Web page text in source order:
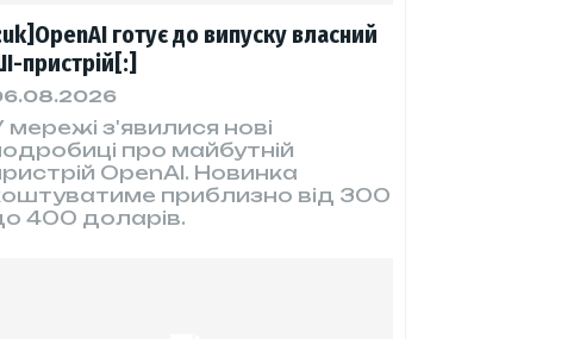
готує до випуску власний
пристрій[:]
мережі з'явилися нові
про майбутній
OpenAI. Новинка
приблизно від 300
400 доларів.